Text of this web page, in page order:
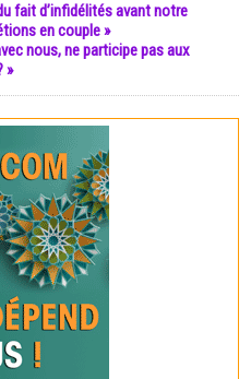
fait d’infidélités avant notre
en couple »
nous, ne participe pas aux
»